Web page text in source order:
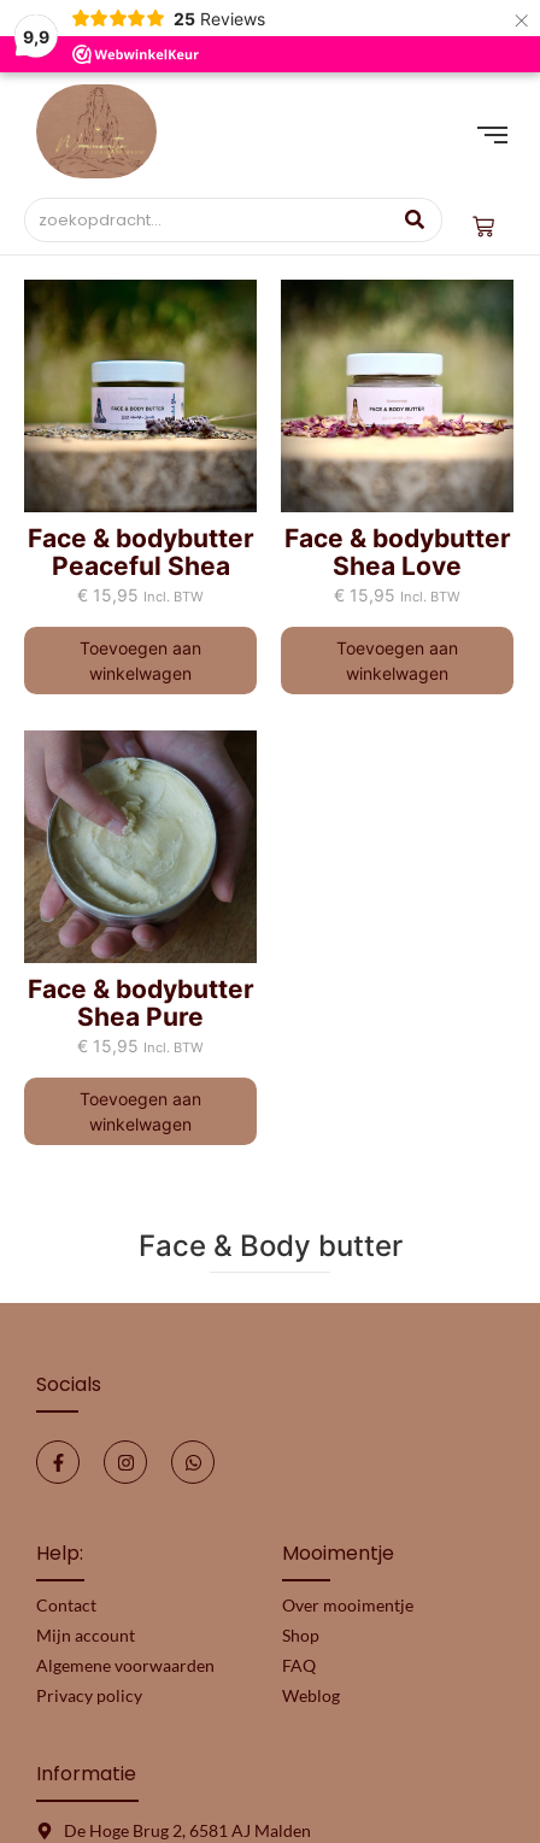
9,9
25 Reviews ×
Face & bodybutter
Peaceful Shea
€ 15,95 Incl. BTW
Toevoegen aan
winkelwagen
Face & bodybutter
Shea Love
€ 15,95 Incl. BTW
Toevoegen aan
winkelwagen
Face & bodybutter
Shea Pure
€ 15,95 Incl. BTW
Toevoegen aan
winkelwagen
Face & Body butter
Socials
Help:
Contact
Mijn account
Algemene voorwaarden
Privacy policy
Mooimentje
Over mooimentje
Shop
FAQ
Weblog
Informatie
De Hoge Brug 2, 6581 AJ Malden